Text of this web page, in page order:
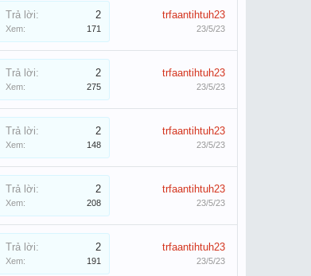
Trả lời: 2
Xem: 171
trfaantihtuh23
23/5/23
Trả lời: 2
Xem: 275
trfaantihtuh23
23/5/23
Trả lời: 2
Xem: 148
trfaantihtuh23
23/5/23
Trả lời: 2
Xem: 208
trfaantihtuh23
23/5/23
Trả lời: 2
Xem: 191
trfaantihtuh23
23/5/23